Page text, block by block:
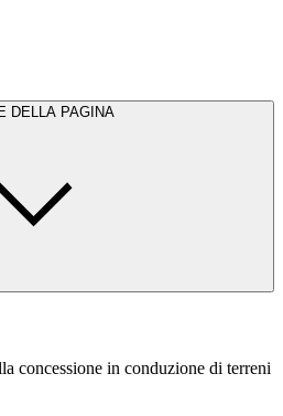
INDICE DELLA PAGINA
concessione in conduzione di terreni